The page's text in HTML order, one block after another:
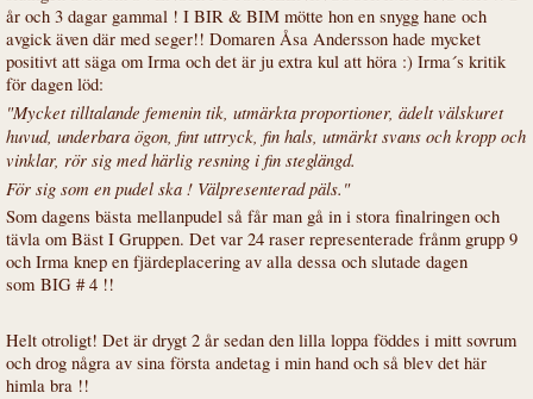
år och 3 dagar gammal ! I BIR & BIM mötte hon en snygg hane och
avgick även där med seger!! Domaren Åsa Andersson hade mycket
positivt att säga om Irma och det är ju extra kul att höra :) Irma´s kritik
för dagen löd:
"Mycket tilltalande femenin tik, utmärkta proportioner, ädelt välskuret
huvud, underbara ögon, fint uttryck, fin hals, utmärkt svans och kropp och
vinklar, rör sig med härlig resning i fin steglängd.
För sig som en pudel ska ! Välpresenterad päls."
Som dagens bästa mellanpudel så får man gå in i stora finalringen och
tävla om Bäst I Gruppen. Det var 24 raser representerade frånm grupp 9
och Irma knep en fjärdeplacering av alla dessa och slutade dagen
som BIG # 4 !!
Helt otroligt! Det är drygt 2 år sedan den lilla loppa föddes i mitt sovrum
och drog några av sina första andetag i min hand och så blev det här
himla bra !!